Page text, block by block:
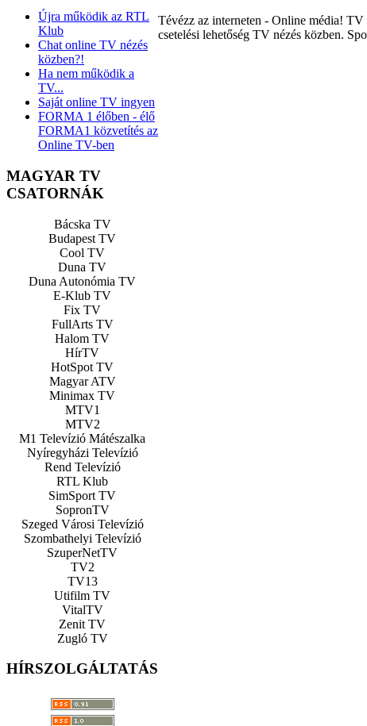
Újra működik az RTL
Klub
Chat online TV nézés
közben?!
Ha nem működik a
TV...
Saját online TV ingyen
FORMA 1 élőben - élő
FORMA1 közvetítés az
Online TV-ben
MAGYAR TV
CSATORNÁK
Bácska TV
Budapest TV
Cool TV
Duna TV
Duna Autonómia TV
E-Klub TV
Fix TV
FullArts TV
Halom TV
HírTV
HotSpot TV
Magyar ATV
Minimax TV
MTV1
MTV2
M1 Televízió Mátészalka
Nyíregyházi Televízió
Rend Televízió
RTL Klub
SimSport TV
SopronTV
Szeged Városi Televízió
Szombathelyi Televízió
SzuperNetTV
TV2
TV13
Utifilm TV
VitalTV
Zenit TV
Zugló TV
HÍRSZOLGÁLTATÁS
Tévézz az interneten - Online média! TV
csetelési lehetőség TV nézés közben.